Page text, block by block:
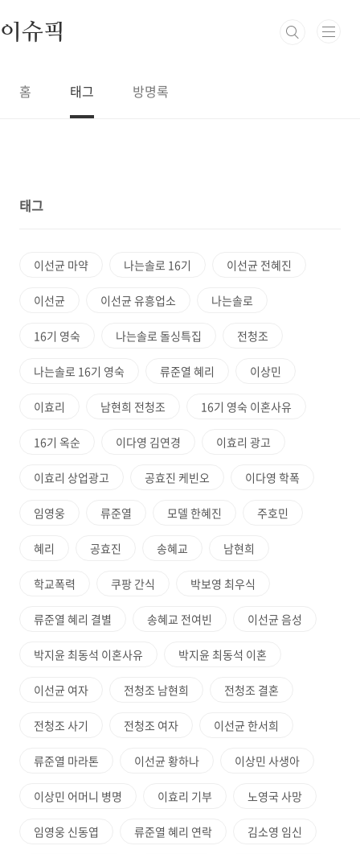
이슈픽
홈 태그 방명록
태그
이선균 마약 나는솔로 16기 이선균 전혜진
이선균 이선균 유흥업소 나는솔로
16기 영숙 나는솔로 돌싱특집 전청조
나는솔로 16기 영숙 류준열 혜리 이상민
이효리 남현희 전청조 16기 영숙 이혼사유
16기 옥순 이다영 김연경 이효리 광고
이효리 상업광고 공효진 케빈오 이다영 학폭
임영웅 류준열 모델 한혜진 주호민
혜리 공효진 송혜교 남현희
학교폭력 쿠팡 간식 박보영 최우식
류준열 혜리 결별 송혜교 전여빈 이선균 음성
박지윤 최동석 이혼사유 박지윤 최동석 이혼
이선균 여자 전청조 남현희 전청조 결혼
전청조 사기 전청조 여자 이선균 한서희
류준열 마라톤 이선균 황하나 이상민 사생아
이상민 어머니 병명 이효리 기부 노영국 사망
임영웅 신동엽 류준열 혜리 연락 김소영 임신